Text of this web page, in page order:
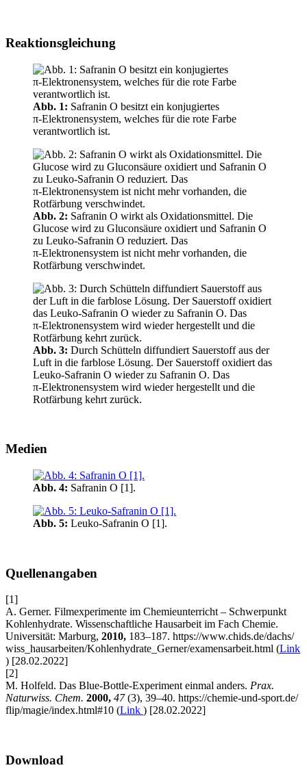
Reaktionsgleichung
Abb. 1: Safranin O besitzt ein konjugiertes
π‑Elektronensystem, welches für die rote Farbe
verantwortlich ist.
Abb. 2: Safranin O wirkt als Oxidationsmittel. Die
Glucose wird zu Gluconsäure oxidiert und Safranin O
zu Leuko‑Safranin O reduziert. Das
π‑Elektronensystem ist nicht mehr vorhanden, die
Rotfärbung verschwindet.
Abb. 3: Durch Schütteln diffundiert Sauerstoff aus der
Luft in die farblose Lösung. Der Sauerstoff oxidiert das
Leuko‑Safranin O wieder zu Safranin O. Das
π‑Elektronensystem wird wieder hergestellt und die
Rotfärbung kehrt zurück.
Medien
Abb. 4: Safranin O [1].
Abb. 5: Leuko‑Safranin O [1].
Quellenangaben
[1]
A. Gerner. Filmexperimente im Chemieunterricht – Schwerpunkt
Kohlenhydrate. Wissenschaftliche Hausarbeit im Fach Chemie.
Universität: Marburg, 2010, 183–187. https://www.chids.de/dachs/
wiss_hausarbeiten/Kohlenhydrate_Gerner/examensarbeit.html (Link
) [28.02.2022]
[2]
M. Holfeld. Das Blue-Bottle-Experiment einmal anders. Prax.
Naturwiss. Chem. 2000, 47(3), 39–40. https://chemie-und-sport.de/
flip/magie/index.html#10 (Link ) [28.02.2022]
Download